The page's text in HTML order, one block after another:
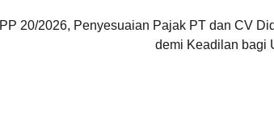
PP 20/2026, Penyesuaian Pajak PT dan CV
demi Keadilan bagi